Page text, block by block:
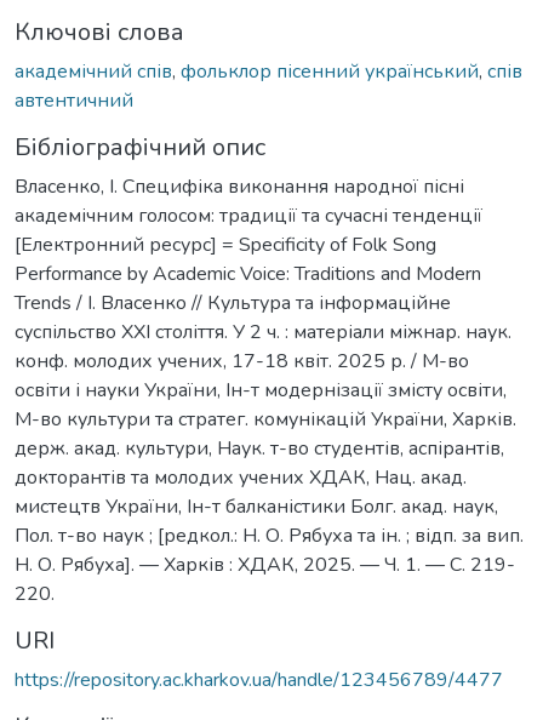
Ключові слова
академічний спів, фольклор пісенний український, спів
автентичний
Бібліографічний опис
Власенко, І. Специфіка виконання народної пісні
академічним голосом: традиції та сучасні тенденції
[Електронний ресурс] = Specificity of Folk Song
Performance by Academic Voice: Traditions and Modern
Trends / І. Власенко // Культура та інформаційне
суспільство ХХІ століття. У 2 ч. : матеріали міжнар. наук.
конф. молодих учених, 17-18 квіт. 2025 р. / М-во
освіти і науки України, Ін-т модернізації змісту освіти,
М-во культури та стратег. комунікацій України, Харків.
держ. акад. культури, Наук. т-во студентів, аспірантів,
докторантів та молодих учених ХДАК, Нац. акад.
мистецтв України, Ін-т балканістики Болг. акад. наук,
Пол. т-во наук ; [редкол.: Н. О. Рябуха та ін. ; відп. за вип.
Н. О. Рябуха]. — Харків : ХДАК, 2025. — Ч. 1. — С. 219-
220.
URI
https://repository.ac.kharkov.ua/handle/123456789/4477